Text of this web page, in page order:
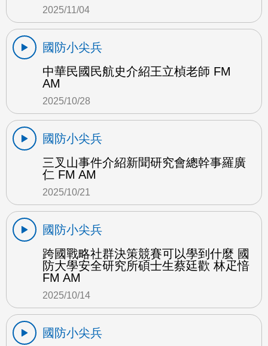
2025/11/04
國防小尖兵
中華民國民航史介紹王立楨老師 FM
AM
2025/10/28
國防小尖兵
三叉山事件介紹新聞研究會總幹事羅廣
仁 FM AM
2025/10/21
國防小尖兵
跨國戰略社群決策競賽可以學到什麼 國
防大學安全研究所碩士生蔡廷歡 林疋愔
FM AM
2025/10/14
國防小尖兵